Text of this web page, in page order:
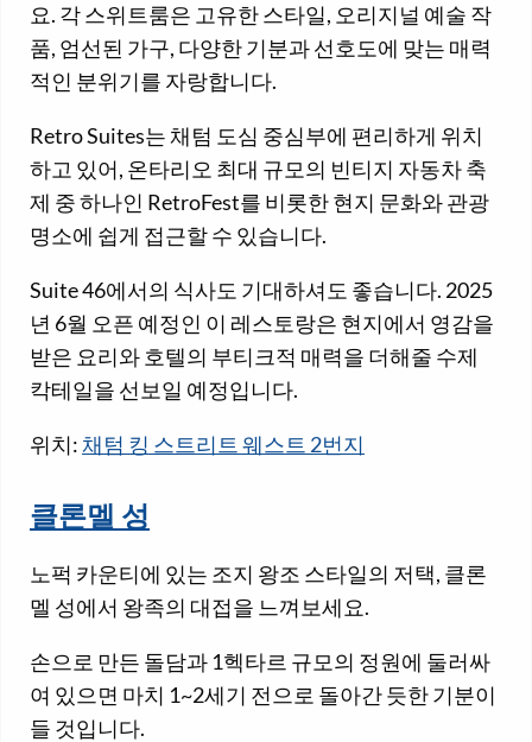
요. 각 스위트룸은 고유한 스타일, 오리지널 예술 작
품, 엄선된 가구, 다양한 기분과 선호도에 맞는 매력
적인 분위기를 자랑합니다.
Retro Suites는 채텀 도심 중심부에 편리하게 위치
하고 있어, 온타리오 최대 규모의 빈티지 자동차 축
제 중 하나인 RetroFest를 비롯한 현지 문화와 관광
명소에 쉽게 접근할 수 있습니다.
Suite 46에서의 식사도 기대하셔도 좋습니다. 2025
년 6월 오픈 예정인 이 레스토랑은 현지에서 영감을
받은 요리와 호텔의 부티크적 매력을 더해줄 수제
칵테일을 선보일 예정입니다.
위치: 채텀 킹 스트리트 웨스트 2번지
클론멜 성
노퍽 카운티에 있는 조지 왕조 스타일의 저택, 클론
멜 성에서 왕족의 대접을 느껴보세요.
손으로 만든 돌담과 1헥타르 규모의 정원에 둘러싸
여 있으면 마치 1~2세기 전으로 돌아간 듯한 기분이
들 것입니다.